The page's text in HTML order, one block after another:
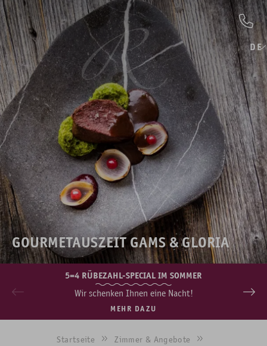
DE
GOURMETAUSZEIT GAMS & GLORIA
5=4 RÜBEZAHL-SPECIAL IM SOMMER
Wir schenken Ihnen eine Nacht!
MEHR DAZU
Startseite
Zimmer & Angebote